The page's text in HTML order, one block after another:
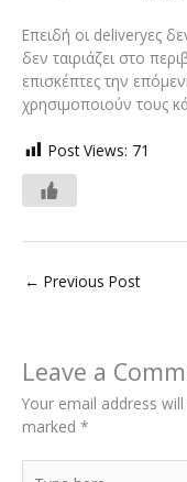
Επειδή οι deliveryες
δεν ταιριάζει στο
επισκέπτες την
χρησιμοποιούν τους
Post Views: 71
← Previous Post
Leave a
Your email address
marked *